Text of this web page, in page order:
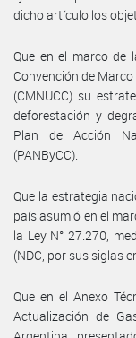
dicho artículo los
Que en el marco de
Convención de
(CMNUCC) su
deforestación y
Plan de Acción
(PANByCC).
Que la estrategia
país asumió en el
la Ley N° 27.270,
(NDC, por sus siglas
Que en el Anexo
Actualización de